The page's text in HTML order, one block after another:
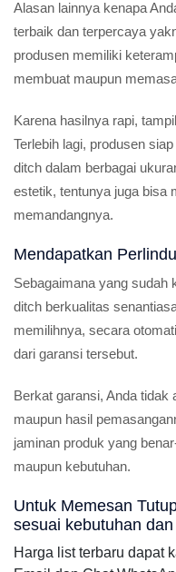
Alasan lainnya kenapa
terbaik dan terpercaya
produsen memiliki
membuat maupun
Karena hasilnya rapi,
Terlebih lagi, produsen
ditch dalam berbagai
estetik, tentunya juga bisa
memandangnya.
Mendapatkan
Sebagaimana yang sudah
ditch berkualitas
memilihnya, secara
dari garansi tersebut.
Berkat garansi, Anda
maupun hasil
jaminan produk yang
maupun kebutuhan.
Untuk Memesan
sesuai kebutuhan
Harga list terbaru dapat